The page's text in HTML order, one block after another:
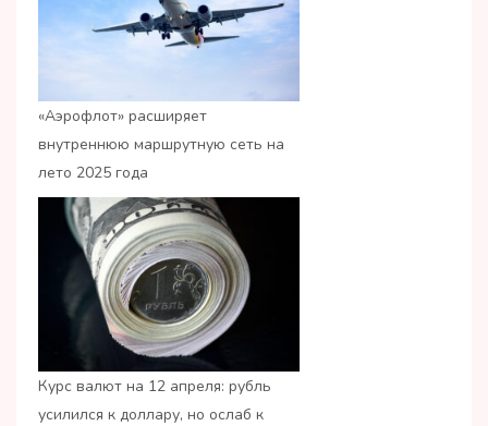
«Аэрофлот» расширяет
внутреннюю маршрутную сеть на
лето 2025 года
Курс валют на 12 апреля: рубль
усилился к доллару, но ослаб к